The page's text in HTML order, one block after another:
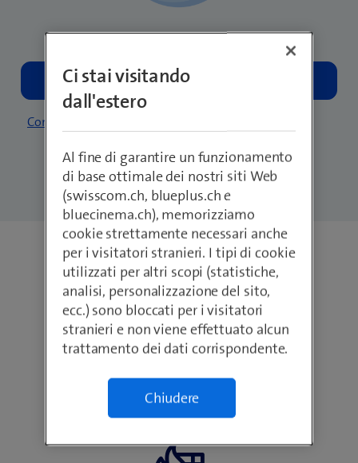
Contattare un esperto
Portafoglio di
soluzioni Cloud
Security
Ci stai visitando
dall'estero
Al fine di garantire un funzionamento
di base ottimale dei nostri siti Web
(swisscom.ch, blueplus.ch e
bluecinema.ch), memorizziamo
cookie strettamente necessari anche
per i visitatori stranieri. I tipi di cookie
utilizzati per altri scopi (statistiche,
analisi, personalizzazione del sito,
ecc.) sono bloccati per i visitatori
stranieri e non viene effettuato alcun
trattamento dei dati corrispondente.
Chiudere